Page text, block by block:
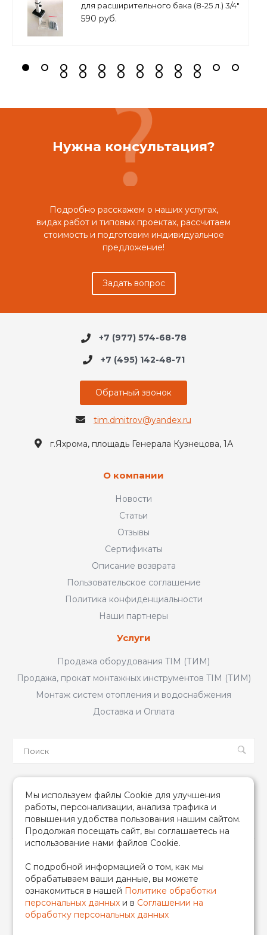
для расширительного бака (8-25 л.) 3/4"
белое, ASKON
590 руб.
Нужна консультация?
Подробно расскажем о наших услугах,
видах работ и типовых проектах, рассчитаем
стоимость и подготовим индивидуальное
предложение!
Задать вопрос
+7 (977) 574-68-78
+7 (495) 142-48-71
Обратный звонок
tim.dmitrov@yandex.ru
г.Яхрома, площадь Генерала Кузнецова, 1А
О компании
Новости
Статьи
Отзывы
Сертификаты
Описание возврата
Пользовательское соглашение
Политика конфиденциальности
Наши партнеры
Услуги
Продажа оборудования TIM (ТИМ)
Продажа, прокат монтажных инструментов TIM (ТИМ)
Монтаж систем отопления и водоснабжения
Доставка и Оплата
2026 © TIM (ТИМ) Инженерная сантехника, Все права
защищены
ИП Гончаренко Надежда Николаевна
500708528433/319500700011740
Мы используем файлы Cookie для улучшения
работы, персонализации, анализа трафика и
повышения удобства пользования нашим сайтом.
Продолжая посещать сайт, вы соглашаетесь на
использование нами файлов Cookie.
С подробной информацией о том, как мы
обрабатываем ваши данные, вы можете
ознакомиться в нашей Политике обработки
персональных данных и в Соглашении на
обработку персональных данных